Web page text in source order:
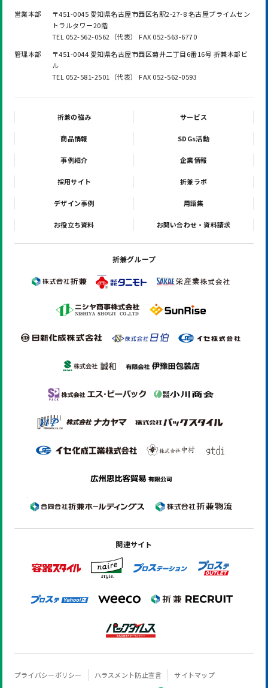
営業本部
〒451-0045 愛知県名古屋市西区名駅2-27-8 名古屋プライムセン
トラルタワー20階
TEL 052-562-0562（代表） FAX 052-563-6770
管理本部
〒451-0044 愛知県名古屋市西区菊井二丁目6番16号 折兼本部ビ
ル
TEL 052-581-2501（代表） FAX 052-562-0593
折兼の強み サービス
商品情報 SDGs活動
事例紹介 企業情報
採用サイト 折兼ラボ
デザイン事例 用語集
お役立ち資料 お問い合わせ・資料請求
折兼グループ
関連サイト
プライバシーポリシー ハラスメント防止宣言 サイトマップ